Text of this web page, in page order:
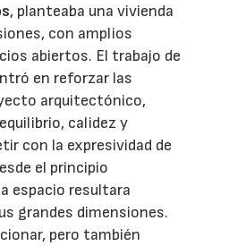
, planteaba una vivienda
con amplios
abiertos. El trabajo de
en reforzar las
arquitectónico,
calidez y
con la expresividad de
el principio
espacio resultara
grandes dimensiones.
pero también